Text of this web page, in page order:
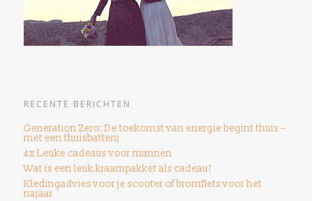
RECENTE BERICHTEN
Generation Zero: De toekomst van energie begint thuis –
met een thuisbatterij
4x Leuke cadeaus voor mannen
Wat is een leuk kraampakket als cadeau?
Kledingadvies voor je scooter of bromfiets voor het
najaar